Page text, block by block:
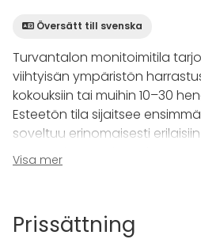
Översätt till svenska
Turvantalon monitoimitila
viihtyisän ympäristön
kokouksiin tai muihin 10–30
Esteetön tila sijaitsee
soveltuu erinomaisesti
muunneltavuus ja mukavuus
ja jääkaappi, joten tarjoilut
Visa mer
Prissättning